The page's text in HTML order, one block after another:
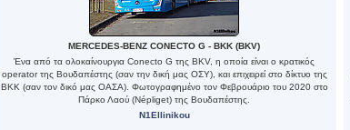
MERCEDES-BENZ CONECTO G - BKK (BKV)
Ένα από τα ολοκαίνουργια Conecto G της BKV, η οποία είναι ο κρατικός
operator της Βουδαπέστης (σαν την δική μας ΟΣΥ), και επιχειρεί στο δίκτυο της
ΒΚΚ (σαν τον δικό μας ΟΑΣΑ). Φωτογραφημένο τον Φεβρουάριο του 2020 στο
Πάρκο Λαού (Népliget) της Βουδαπέστης.
N1Ellinikou